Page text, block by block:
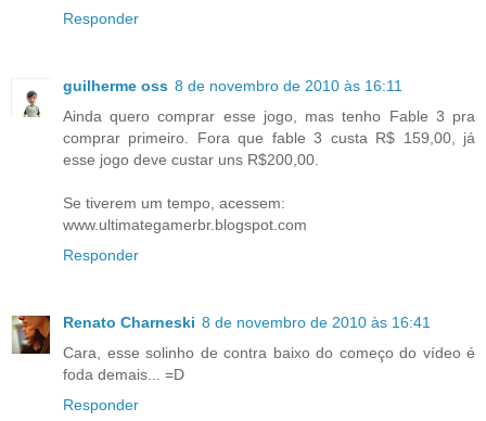
Responder
guilherme oss 8 de novembro de 2010 às 16:11
Ainda quero comprar esse jogo, mas tenho Fable 3 pra
comprar primeiro. Fora que fable 3 custa R$ 159,00, já
esse jogo deve custar uns R$200,00.
Se tiverem um tempo, acessem:
www.ultimategamerbr.blogspot.com
Responder
Renato Charneski 8 de novembro de 2010 às 16:41
Cara, esse solinho de contra baixo do começo do vídeo é
foda demais... =D
Responder